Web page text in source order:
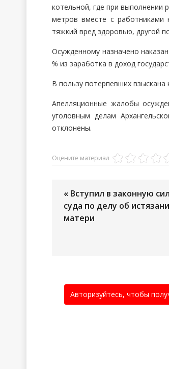
котельной, где при
метров вместе с работниками
тяжкий вред здоровью, другой
Осужденному назначено
% из заработка в доход
В пользу потерпевших
Апелляционные жалобы
уголовным делам
отклонены.
Оцените материал
« Вступил в законную
суда по делу об
матери
Авторизуйтесь, чтобы